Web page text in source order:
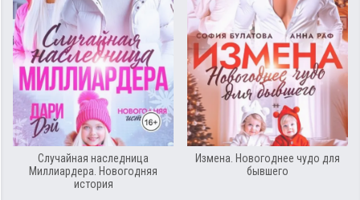
Случайная наследница
Миллиардера. Новогодняя
история
Измена. Новогоднее чудо для
бывшего